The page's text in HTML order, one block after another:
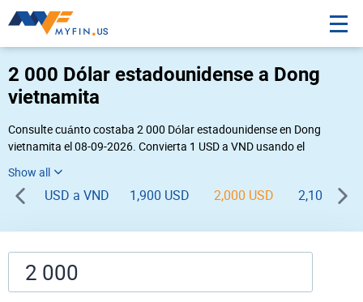
2 000 Dólar estadounidense a Dong
vietnamita
Consulte cuánto costaba 2 000 Dólar estadounidense en Dong
vietnamita el 08-09-2026. Convierta 1 USD a VND usando el
inversa, vaya a «
USD a VND 1,900 USD 2,000 USD 2,100 USD